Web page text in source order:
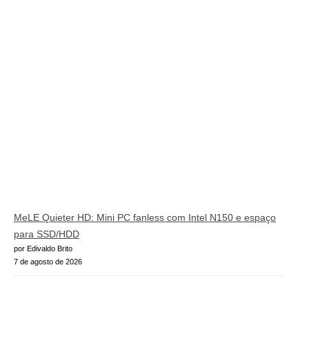
MeLE Quieter HD: Mini PC fanless com Intel N150 e espaço
para SSD/HDD
por Edivaldo Brito
7 de agosto de 2026